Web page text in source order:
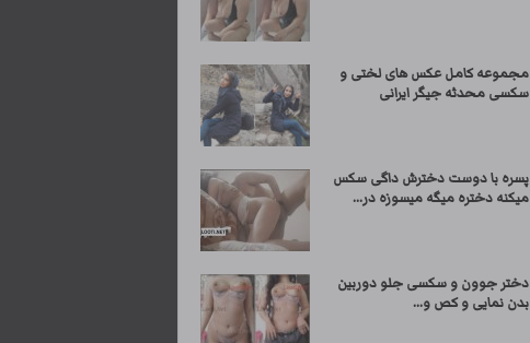
مجموعه کامل عکس های لختی و
سکسی محدثه جیگر ایرانی
پسره با دوست دخترش داگی سکس
میکنه دختره میگه میسوزه در...
دختر جوون و سکسی جلو دوربین
بدن نمایی و کص و...